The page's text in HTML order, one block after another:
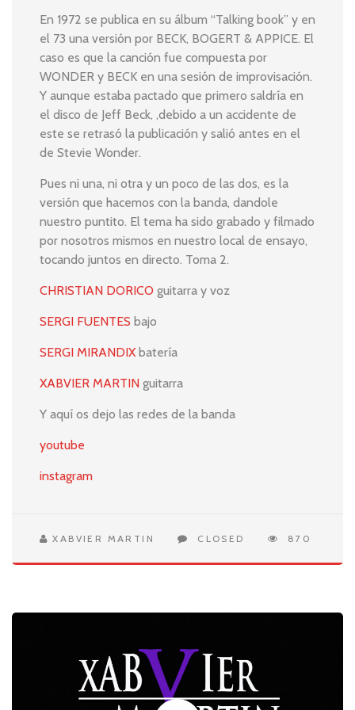
En 1972 se publica en su álbum “Talking book” y en
el 73 una versión por BECK, BOGERT & APPICE. El
caso es que la canción fue compuesta por
WONDER y BECK en una sesión de improvisación.
Y aunque estaba pactado que primero saldría en
el disco de Jeff Beck, ,debido a un accidente de
este se retrasó la publicación y salió antes en el
de Stevie Wonder.
Pues ni una, ni otra y un poco de las dos, es la
versión que hacemos con la banda, dandole
nuestro puntito. El tema ha sido grabado y filmado
por nosotros mismos en nuestro local de ensayo,
tocando juntos en directo. Toma 2.
CHRISTIAN DORICO guitarra y voz
SERGI FUENTES bajo
SERGI MIRANDIX batería
XABVIER MARTIN guitarra
Y aquí os dejo las redes de la banda
youtube
instagram
XABVIER MARTIN CLOSED 870